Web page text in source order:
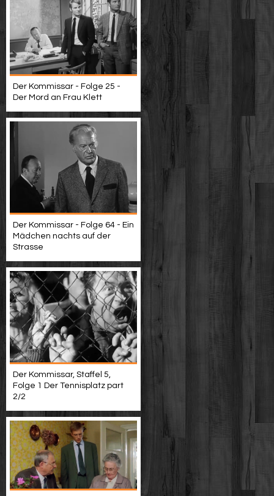
Der Kommissar - Folge 25 -
Der Mord an Frau Klett
Der Kommissar - Folge 64 - Ein
Mädchen nachts auf der
Strasse
Der Kommissar, Staffel 5,
Folge 1 Der Tennisplatz part
2/2